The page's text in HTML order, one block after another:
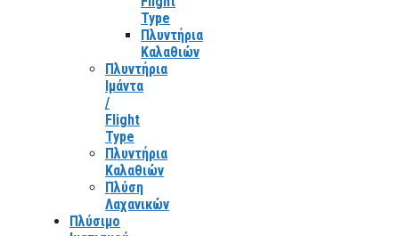
Type
Πλυντήρια
Καλαθιών
Πλυντήρια
Ιμάντα
/
Flight
Type
Πλυντήρια
Καλαθιών
Πλύση
Λαχανικών
Πλύσιμο